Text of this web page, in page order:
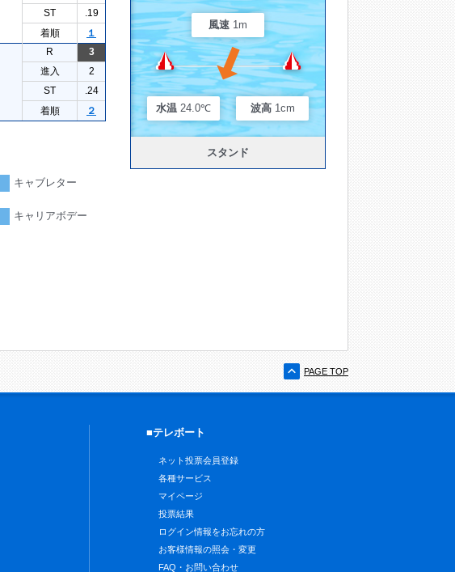
ST
.19
着順
１
R
3
進入
2
ST
.24
着順
２
キャブレター
キャリアボデー
風速 1m
水温 24.0℃ 波高 1cm
スタンド
PAGE TOP
■テレボート
ネット投票会員登録
各種サービス
マイページ
投票結果
ログイン情報をお忘れの方
お客様情報の照会・変更
FAQ・お問い合わせ